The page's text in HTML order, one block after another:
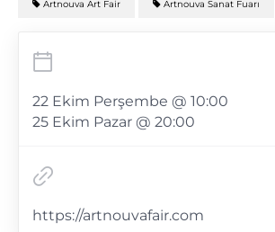
Artnouva Art Fair Artnouva Sanat Fuarı
22 Ekim Perşembe @ 10:00
25 Ekim Pazar @ 20:00
https://artnouvafair.com